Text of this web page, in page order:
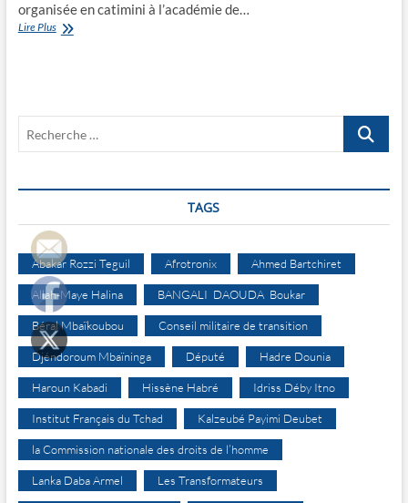
organisée en catimini à l’académie de…
Lire PlusRemake
Ftfa
Recherche
TAGS
Abakar Rozzi Teguil Afrotronix Ahmed Bartchiret
Allah-Maye Halina BANGALI DAOUDA Boukar
Béral Mbaïkoubou Conseil militaire de transition
Djéndoroum Mbaïninga Député Hadre Dounia
Haroun Kabadi Hissène Habré Idriss Déby Itno
Institut Français du Tchad Kalzeubé Payimi Deubet
la Commission nationale des droits de l’homme
Lanka Daba Armel Les Transformateurs